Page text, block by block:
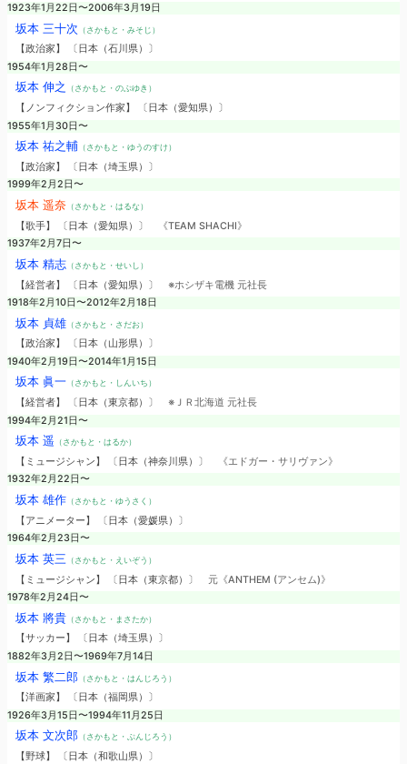
1923年1月22日〜2006年3月19日
坂本 三十次 （さかもと・みそじ）
【政治家】 〔日本（石川県）〕
1954年1月28日〜
坂本 伸之 （さかもと・のぶゆき）
【ノンフィクション作家】 〔日本（愛知県）〕
1955年1月30日〜
坂本 祐之輔 （さかもと・ゆうのすけ）
【政治家】 〔日本（埼玉県）〕
1999年2月2日〜
坂本 遥奈（さかもと・はるな）
【歌手】 〔日本（愛知県）〕
《TEAM SHACHI》
1937年2月7日〜
坂本 精志（さかもと・せいし）
【経営者】 〔日本（愛知県）〕 ※ホシザキ電機 元社長
1918年2月10日〜2012年2月18日
坂本 貞雄（さかもと・さだお）
【政治家】 〔日本（山形県）〕
1940年2月19日〜2014年1月15日
坂本 眞一（さかもと・しんいち）
【経営者】 〔日本（東京都）〕 ※ＪＲ北海道 元社長
1994年2月21日〜
坂本 遥 （さかもと・はるか）
【ミュージシャン】 〔日本（神奈川県）〕
《エドガー・サリヴァン》
1932年2月22日〜
坂本 雄作（さかもと・ゆうさく）
【アニメーター】 〔日本（愛媛県）〕
1964年2月23日〜
坂本 英三 （さかもと・えいぞう）
【ミュージシャン】 〔日本（東京都）〕 元《ANTHEM (アンセム)》
1978年2月24日〜
坂本 將貴（さかもと・まさたか）
【サッカー】 〔日本（埼玉県）〕
1882年3月2日〜1969年7月14日
坂本 繁二郎（さかもと・はんじろう）
【洋画家】 〔日本（福岡県）〕
1926年3月15日〜1994年11月25日
坂本 文次郎（さかもと・ぶんじろう）
【野球】 〔日本（和歌山県）〕